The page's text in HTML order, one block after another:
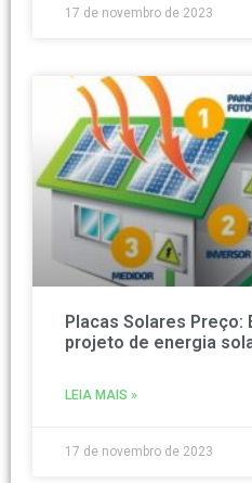
17 de novembro de 2023
Placas Solares Preço:
projeto de energia
LEIA MAIS »
17 de novembro de 2023